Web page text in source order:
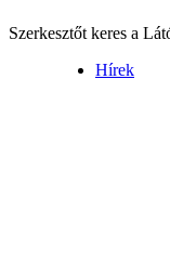
Szerkesztőt keres a
Hírek